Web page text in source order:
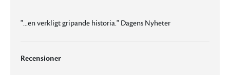
"...en verkligt gripande historia." Dagens Nyheter
Recensioner